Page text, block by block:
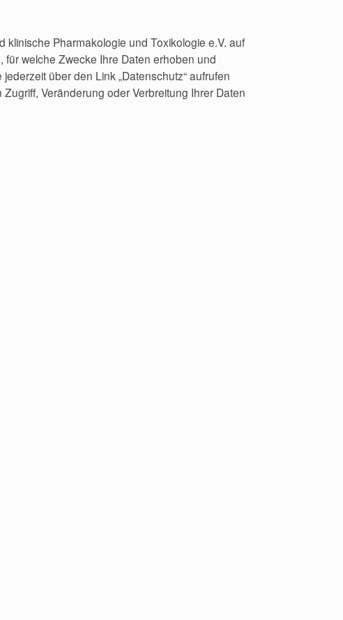
klinische Pharmakologie und Toxikologie e.V. auf
welche Zwecke Ihre Daten erhoben und
über den Link „Datenschutz“ aufrufen
Veränderung oder Verbreitung Ihrer Daten